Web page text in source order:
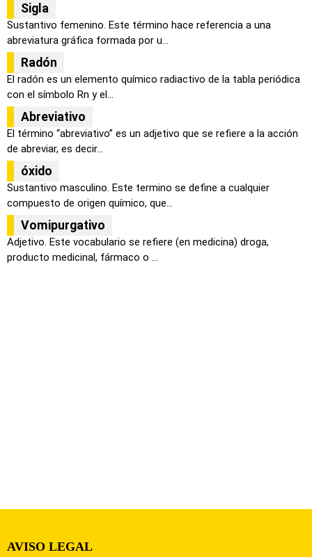
Sigla
Sustantivo femenino. Este término hace referencia a una
abreviatura gráfica formada por u...
Radón
El radón es un elemento químico radiactivo de la tabla periódica
con el símbolo Rn y el...
Abreviativo
El término “abreviativo” es un adjetivo que se refiere a la acción
de abreviar, es decir...
óxido
Sustantivo masculino. Este termino se define a cualquier
compuesto de origen químico, que...
Vomipurgativo
Adjetivo. Este vocabulario se refiere (en medicina) droga,
producto medicinal, fármaco o ...
AVISO LEGAL